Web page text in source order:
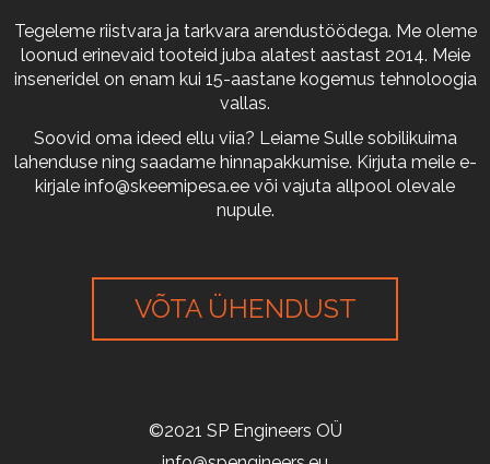
Tegeleme riistvara ja tarkvara arendustöödega. Me oleme
loonud erinevaid tooteid juba alatest aastast 2014. Meie
inseneridel on enam kui 15-aastane kogemus tehnoloogia
vallas.
Soovid oma ideed ellu viia? Leiame Sulle sobilikuima
lahenduse ning saadame hinnapakkumise. Kirjuta meile e-
kirjale info@skeemipesa.ee või vajuta allpool olevale
nupule.
VÕTA ÜHENDUST
©2021 SP Engineers OÜ